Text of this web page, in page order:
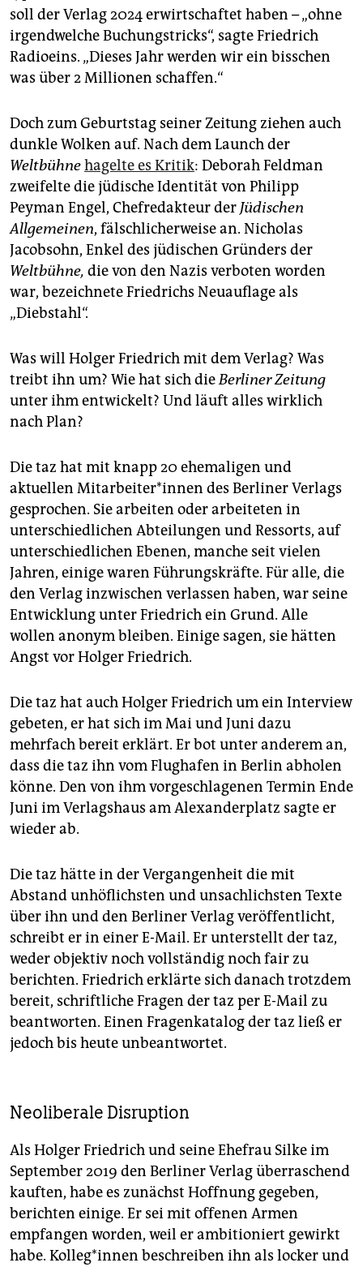
soll der Verlag 2024 erwirtschaftet haben – „ohne
irgendwelche Buchungstricks“, sagte Friedrich
Radioeins. „Dieses Jahr werden wir ein bisschen
was über 2 Millionen schaffen.“
Doch zum Geburtstag seiner Zeitung ziehen auch
dunkle Wolken auf. Nach dem Launch der
Weltbühnehagelte es Kritik: Deborah Feldman
zweifelte die jüdische Identität von Philipp
Peyman Engel, Chefredakteur der Jüdischen
Allgemeinen, fälschlicherweise an. Nicholas
Jacobsohn, Enkel des jüdischen Gründers der
Weltbühne, die von den Nazis verboten worden
war, bezeichnete Friedrichs Neuauflage als
„Diebstahl“.
Was will Holger Friedrich mit dem Verlag? Was
treibt ihn um? Wie hat sich dieBerliner Zeitung
unter ihm entwickelt? Und läuft alles wirklich
nach Plan?
Die taz hat mit knapp 20 ehemaligen und
aktuellen Mit­ar­bei­te­r*in­nen des Berliner Verlags
gesprochen. Sie arbeiten oder arbeiteten in
unterschiedlichen Abteilungen und Ressorts, auf
unterschiedlichen Ebenen, manche seit vielen
Jahren, einige waren Führungskräfte. Für alle, die
den Verlag inzwischen verlassen haben, war seine
Entwicklung unter Friedrich ein Grund. Alle
wollen ano­nym bleiben. Einige sagen, sie hätten
Angst vor Holger Friedrich.
Die taz hat auch Holger Friedrich um ein Interview
gebeten, er hat sich im Mai und Juni dazu
mehrfach bereit erklärt. Er bot unter anderem an,
dass die taz ihn vom Flughafen in Berlin abholen
könne. Den von ihm vorgeschlagenen Termin Ende
Juni im Verlagshaus am Alexanderplatz sagte er
wieder ab.
Die taz hätte in der Vergangenheit die mit
Abstand unhöflichsten und unsachlichsten Texte
über ihn und den Berliner Verlag veröffentlicht,
schreibt er in einer E-Mail. Er unterstellt der taz,
weder objektiv noch vollständig noch fair zu
berichten. Friedrich erklärte sich danach trotzdem
bereit, schriftliche Fragen der taz per E-Mail zu
beantworten. Einen Fragenkatalog der taz ließ er
jedoch bis heute unbeantwortet.
Neoliberale Disruption
Als Holger Friedrich und seine Ehefrau Silke im
September 2019 den Berliner Verlag überraschend
kauften, habe es zunächst Hoffnung gegeben,
berichten einige. Er sei mit offenen Armen
empfangen worden, weil er ambitioniert gewirkt
habe. Kol­le­g*in­nen beschreiben ihn als locker und